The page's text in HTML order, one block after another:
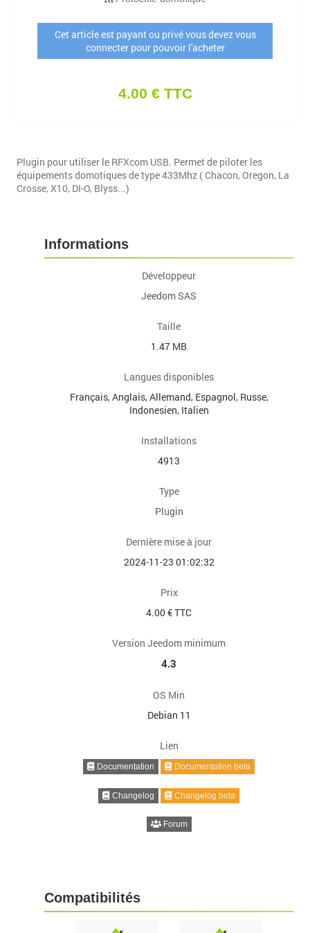
Cet article est payant ou privé vous devez vous
connecter pour pouvoir l'acheter
4.00 € TTC
Plugin pour utiliser le RFXcom USB. Permet de piloter les
équipements domotiques de type 433Mhz ( Chacon, Oregon, La
Crosse, X10, DI-O, Blyss...)
Informations
Développeur
Jeedom SAS
Taille
1.47 MB
Langues disponibles
Français, Anglais, Allemand, Espagnol, Russe,
Indonesien, Italien
Installations
4913
Type
Plugin
Dernière mise à jour
2024-11-23 01:02:32
Prix
4.00 € TTC
Version Jeedom minimum
4.3
OS Min
Debian 11
Lien
Documentation Documentation beta
Changelog Changelog beta
Forum
Compatibilités